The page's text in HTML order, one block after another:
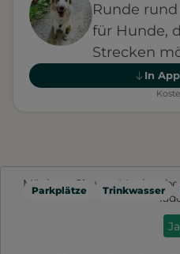
Runde
für Hunde,
Strecken
In
Parkplätze Trinkwasser
Möchten Sie von Mapbox
Ja